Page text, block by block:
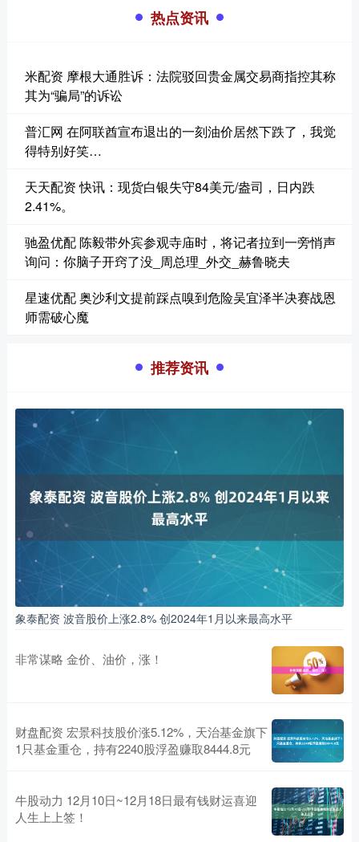
热点资讯
米配资 摩根大通胜诉：法院驳回贵金属交易商指控其称
其为“骗局”的诉讼
普汇网 在阿联酋宣布退出的一刻油价居然下跌了，我觉
得特别好笑…
天天配资 快讯：现货白银失守84美元/盎司，日内跌
2.41%。
驰盈优配 陈毅带外宾参观寺庙时，将记者拉到一旁悄声
询问：你脑子开窍了没_周总理_外交_赫鲁晓夫
星速优配 奥沙利文提前踩点嗅到危险吴宜泽半决赛战恩
师需破心魔
推荐资讯
象泰配资 波音股价上涨2.8% 创2024年1月以来最高水平
非常谋略 金价、油价，涨！
财盘配资 宏景科技股价涨5.12%，天治基金旗下
1只基金重仓，持有2240股浮盈赚取8444.8元
牛股动力 12月10日~12月18日最有钱财运喜迎
人生上上签！